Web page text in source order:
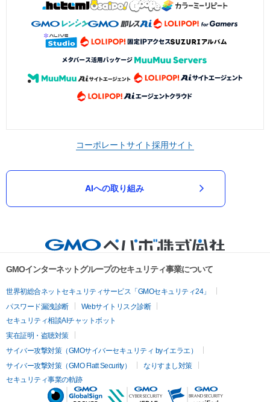
コーポレートサイト採用サイト
AIへの取り組み
GMOインターネットグループのセキュリティ事業について
世界初総合ネットセキュリティサービス「GMOセキュリティ24」
パスワード漏洩診断
Webサイトリスク診断
セキュリティ相談AIチャットボット
実在証明・盗聴対策
サイバー攻撃対策（GMOサイバーセキュリティ byイエラエ）
サイバー攻撃対策（GMO Flatt Security）
なりすまし対策
セキュリティ事業の軌跡